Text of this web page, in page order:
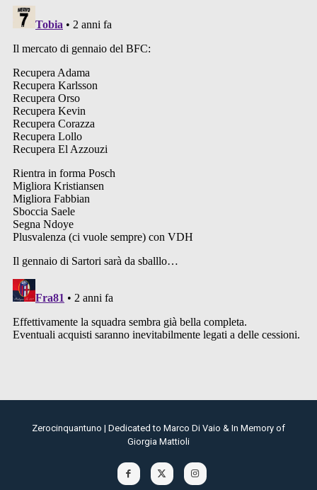
Zerocinquantuno | Dedicated to Marco Di Vaio & In Memory of
Giorgia Mattioli